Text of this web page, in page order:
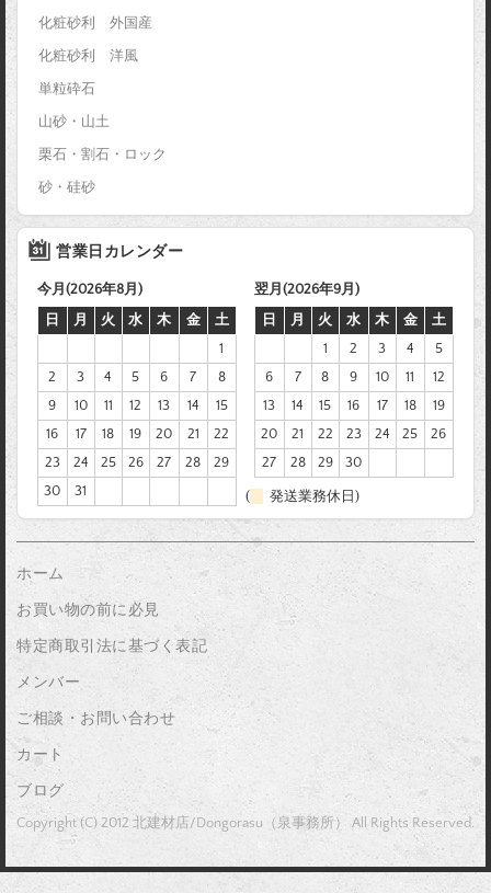
化粧砂利 外国産
化粧砂利 洋風
単粒砕石
山砂・山土
栗石・割石・ロック
砂・硅砂
営業日カレンダー
今月(2026年8月)
日
月 火 水 木 金
土
1
2
3 4 5 6 7
8
9
10 11 12 13 14
15
16
17 18 19 20 21
22
23
24 25 26 27 28
29
30
31
翌月(2026年9月)
日
月 火 水 木 金
土
1
2 3 4
5
6
7 8 9 10 11
12
13
14 15 16 17 18
19
20
21 22 23 24 25
26
27
28 29 30
( 発送業務休日)
ホーム
お買い物の前に必見
特定商取引法に基づく表記
メンバー
ご相談・お問い合わせ
カート
ブログ
Copyright (C) 2012 北建材店/Dongorasu（泉事務所） All Rights Reserved.